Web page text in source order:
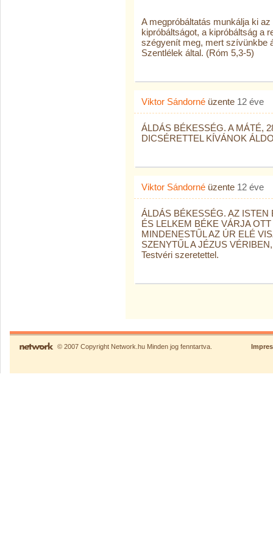
A megpróbáltatás munkálja ki
kipróbáltságot, a kipróbáltság a
szégyenít meg, mert szívünkbe
Szentlélek által. (Róm 5,3-5)
Viktor Sándorné üzente 12 éve
ÁLDÁS BÉKESSÉG. A MÁTÉ,
DICSÉRETTEL KÍVÁNOK
Viktor Sándorné üzente 12 éve
ÁLDÁS BÉKESSÉG. AZ
ÉS LELKEM BÉKE VÁRJA
MINDENESTŰL AZ ÚR ELÉ
SZENYTŰL A JÉZUS
Testvéri szeretettel.
© 2007 Copyright Network.hu Minden jog fenntartva.